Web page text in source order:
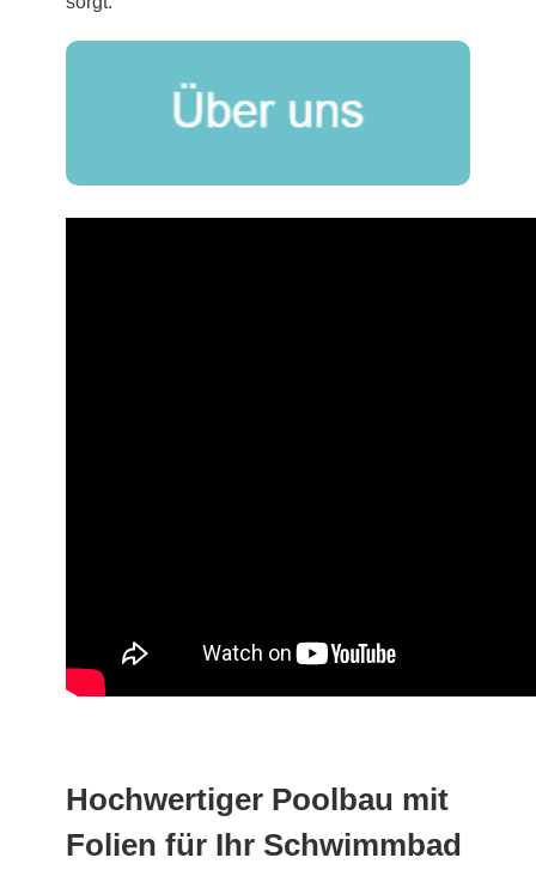
Hochwertiger Poolbau mit
Folien für Ihr Schwimmbad